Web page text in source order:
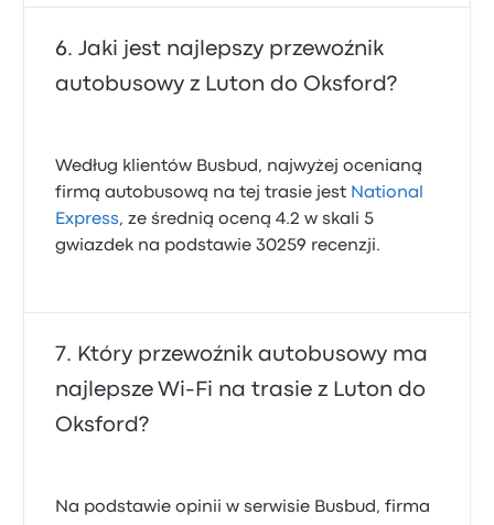
Jaki jest najlepszy przewoźnik
autobusowy z Luton do Oksford?
Według klientów Busbud, najwyżej ocenianą
firmą autobusową na tej trasie jest National
Express, ze średnią oceną 4.2 w skali 5
gwiazdek na podstawie 30259 recenzji.
Który przewoźnik autobusowy ma
najlepsze Wi‑Fi na trasie z Luton do
Oksford?
Na podstawie opinii w serwisie Busbud, firma